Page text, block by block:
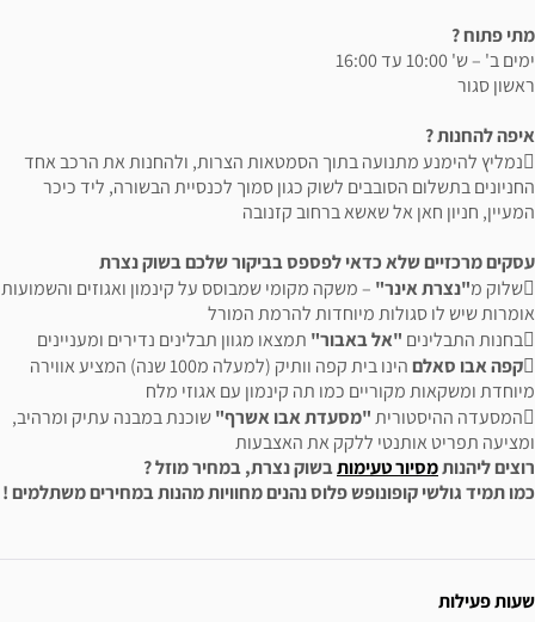
מתי פתוח ?
ימים ב' – ש' 10:00 עד 16:00
ראשון סגור
איפה להחנות ?
נמליץ להימנע מתנועה בתוך הסמטאות הצרות, ולהחנות את הרכב אחד
החניונים בתשלום הסובבים לשוק כגון סמוך לכנסיית הבשורה, ליד כיכר
המעיין, חניון חאן אל שאשא ברחוב קזנובה
עסקים מרכזיים שלא כדאי לפספס בביקור שלכם בשוק נצרת
שלוק מ
"נצרת אינר" – משקה מקומי שמבוסס על קינמון ואגוזים והשמועות
אומרות שיש לו סגולות מיוחדות להרמת המורל
בחנות התבלינים
"אל באבור" תמצאו מגוון תבלינים נדירים ומעניינים
קפה אבו סאלם
הינו בית קפה וותיק (למעלה מ100 שנה) המציע אווירה
מיוחדת ומשקאות מקוריים כמו תה קינמון עם אגוזי מלח
המסעדה ההיסטורית
"מסעדת אבו אשרף"שוכנת במבנה עתיק ומרהיב,
ומציעה תפריט אותנטי ללקק את האצבעות
רוצים ליהנותמסיור טעימותבשוק נצרת, במחיר מוזל ?
כמו תמיד גולשי קופונופש פלוס נהנים מחוויות מהנות במחירים משתלמים !
שעות פעילות